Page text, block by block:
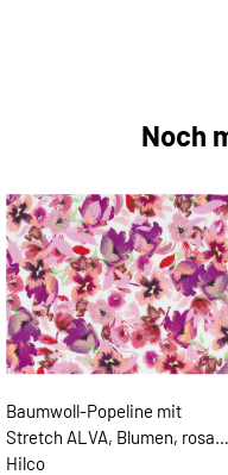
Noch
Baumwoll-Popeline mit
Stretch ALVA, Blumen, rosa,
Hilco